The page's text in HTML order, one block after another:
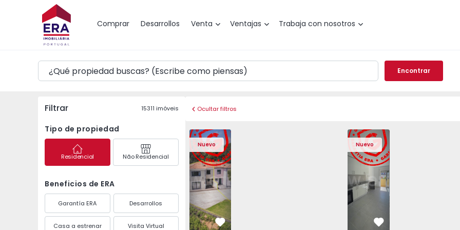
Comprar Desarrollos Venta Ventajas Trabaja con nosotros
Mapa
Encontrar
Filtrar 15311 imóveis
Tipo de propiedad
Residencial Não Residencial
Beneficios de ERA
Garantía ERA Desarrollos
Casa a estrenar Visita Virtual
Ocultar filtros
Nuevo
Vivienda Pareada T3 Angra do Heroísmo, São Mateus da Calheta - 1575310 - 40
Vivienda Pareada T3 Angra do Heroísmo, São Mateus da Calheta -
Vivienda Pareada T3 Angra do Heroísmo, São Mateus da
Vivienda Pareada T3 Angra do Heroísmo, São
Vivienda Pareada T3 Angra do
Vivienda Pareada T3
Vivienda
Favorito
Nuevo
Apartamento T2 Seixal, Amora - 1575805
Apartamento T2 Seixal,
Apartamento T2
Favorito